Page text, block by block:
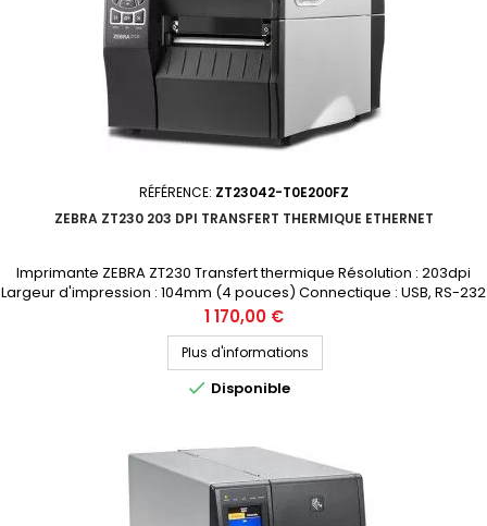
RÉFÉRENCE: ZT23042-T0E200FZ
ZEBRA ZT230 203 DPI TRANSFERT THERMIQUE ETHERNET
Imprimante ZEBRA ZT230 Transfert thermique Résolution : 203dpi
Largeur d'impression : 104mm (4 pouces) Connectique : USB, RS-232
Prix public (avant remise) : 1170€ HT Demandez votre devis
personnalisé
Prix
1 170,00 €
Plus d'informations
 Disponible